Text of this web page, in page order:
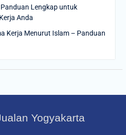
Lengkap untuk
Anda
Kerja Menurut Islam – Panduan
Yogyakarta